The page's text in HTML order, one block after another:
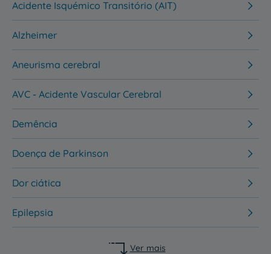
Acidente Isquémico Transitório (AIT)
Alzheimer
Aneurisma cerebral
AVC - Acidente Vascular Cerebral
Demência
Doença de Parkinson
Dor ciática
Epilepsia
Ver mais